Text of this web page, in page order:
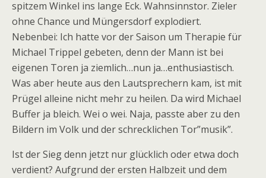
spitzem Winkel ins lange Eck. Wahnsinnstor. Zieler
ohne Chance und Müngersdorf explodiert.
Nebenbei: Ich hatte vor der Saison um Therapie für
Michael Trippel gebeten, denn der Mann ist bei
eigenen Toren ja ziemlich…nun ja…enthusiastisch.
Was aber heute aus den Lautsprechern kam, ist mit
Prügel alleine nicht mehr zu heilen. Da wird Michael
Buffer ja bleich. Wei o wei. Naja, passte aber zu den
Bildern im Volk und der schrecklichen Tor”musik”.
Ist der Sieg denn jetzt nur glücklich oder etwa doch
verdient? Aufgrund der ersten Halbzeit und dem